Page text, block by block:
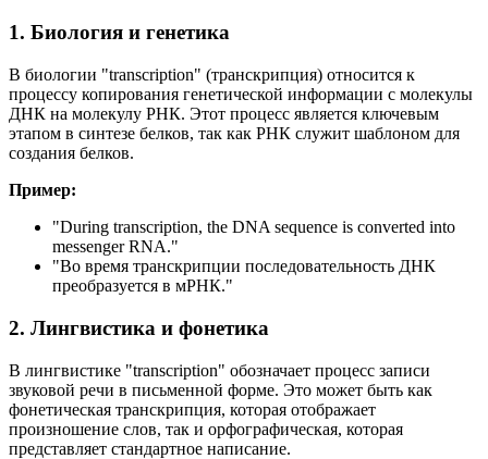
1. Биология и генетика
В биологии "transcription" (транскрипция) относится к
процессу копирования генетической информации с молекулы
ДНК на молекулу РНК. Этот процесс является ключевым
этапом в синтезе белков, так как РНК служит шаблоном для
создания белков.
Пример:
"During transcription, the DNA sequence is converted into
messenger RNA."
"Во время транскрипции последовательность ДНК
преобразуется в мРНК."
2. Лингвистика и фонетика
В лингвистике "transcription" обозначает процесс записи
звуковой речи в письменной форме. Это может быть как
фонетическая транскрипция, которая отображает
произношение слов, так и орфографическая, которая
представляет стандартное написание.